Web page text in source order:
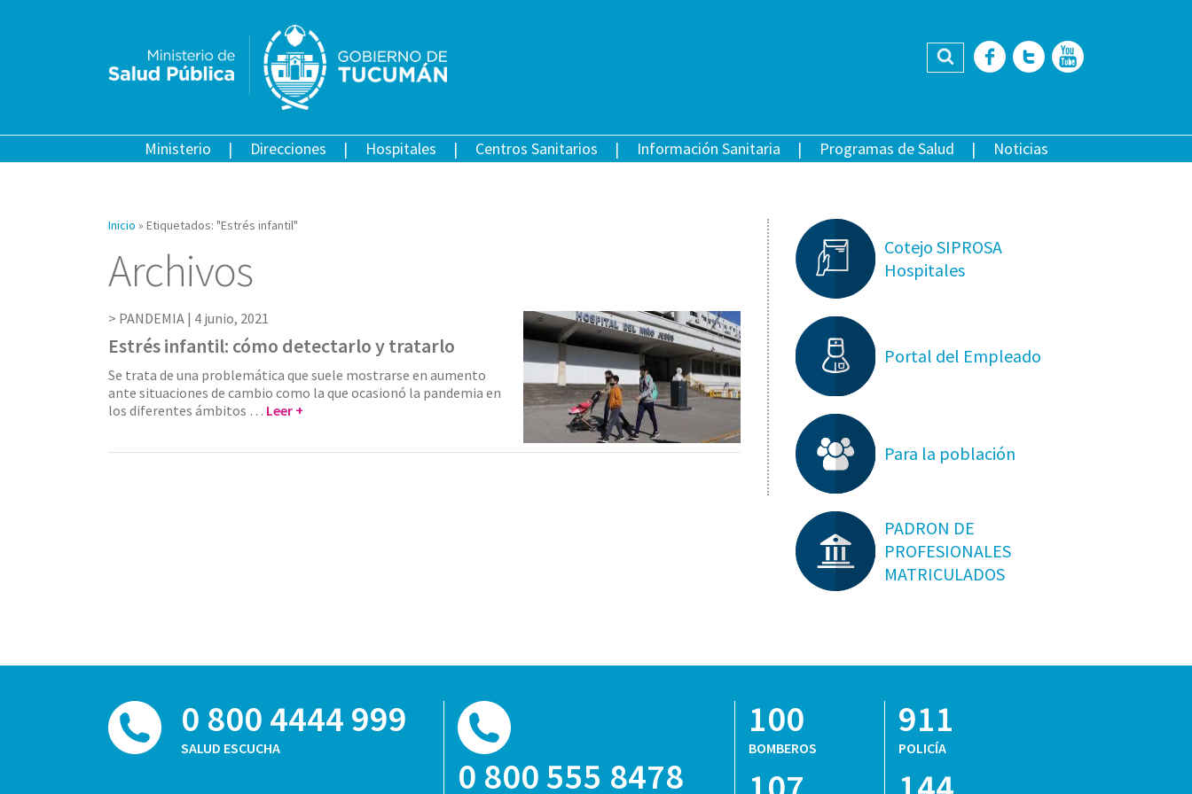
Buscar Facebook
Twitter
Ministerio Direcciones Hospitales Centros Sanitarios Información Sanitaria Programas de Salud Noticias
Inicio » Etiquetados: "Estrés infantil"
Archivos
PANDEMIA | 4 junio, 2021
Estrés infantil: cómo detectarlo y tratarlo
Se trata de una problemática que suele mostrarse en aumento
ante situaciones de cambio como la que ocasionó la pandemia en
los diferentes ámbitos … Leer +
Cotejo SIPROSA
Hospitales
Portal del Empleado
Para la población
PADRON DE
PROFESIONALES
MATRICULADOS
0 800 4444 999
SALUD ESCUCHA
0 800 555 8478
100
BOMBEROS
911
POLICÍA